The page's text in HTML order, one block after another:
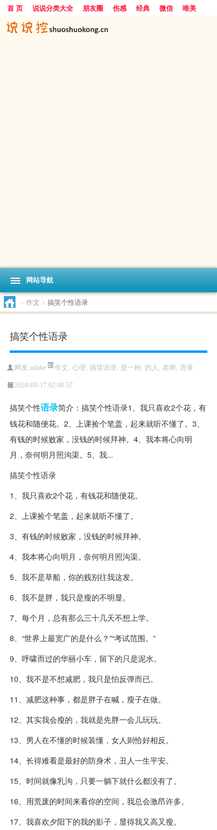
首 页 说说分类大全 朋友圈 伤感 经典 微信
唯美
励志
爱情 搞笑
网站导航
> 作文 > 搞笑个性语录
搞笑个性语录
网友:sslake 作文, 心理, 搞笑语录, 是一种, 的人 , 老师, 语录
2020-09-17 02:00:57
搞笑个性语录简介：搞笑个性语录1、我只喜欢2个花，有
钱花和随便花。2、上课捡个笔盖，起来就听不懂了。3、
有钱的时候败家，没钱的时候拜神。4、我本将心向明
月，奈何明月照沟渠。5、我...
搞笑个性语录
1、我只喜欢2个花，有钱花和随便花。
2、上课捡个笔盖，起来就听不懂了。
3、有钱的时候败家，没钱的时候拜神。
4、我本将心向明月，奈何明月照沟渠。
5、我不是草船，你的贱别往我这发。
6、我不是胖，我只是瘦的不明显。
7、每个月，总有那么三十几天不想上学。
8、“世界上最宽广的是什么？”“考试范围。”
9、呼啸而过的华丽小车，留下的只是泥水。
10、我不是不想减肥，我只是怕反弹而已。
11、减肥这种事，都是胖子在喊，瘦子在做。
12、其实我会瘦的，我就是先胖一会儿玩玩。
13、男人在不懂的时候装懂，女人则恰好相反。
14、长得难看是最好的防身术，丑人一生平安。
15、时间就像乳沟，只要一躺下就什么都没有了。
16、用荒废的时间来看你的空间，我总会激昂许多。
17、我喜欢夕阳下的我的影子，显得我又高又瘦。